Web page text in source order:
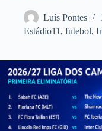
Luís Pontes
Estádio11 , futebol,